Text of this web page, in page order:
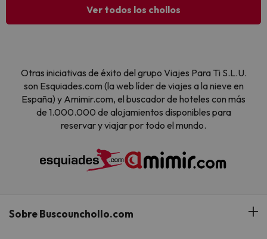
Ver todos los chollos
Otras iniciativas de éxito del grupo Viajes Para Ti S.L.U.
son Esquiades.com (la web líder de viajes a la nieve en
España) y Amimir.com, el buscador de hoteles con más
de 1.000.000 de alojamientos disponibles para
reservar y viajar por todo el mundo.
Sobre Buscounchollo.com